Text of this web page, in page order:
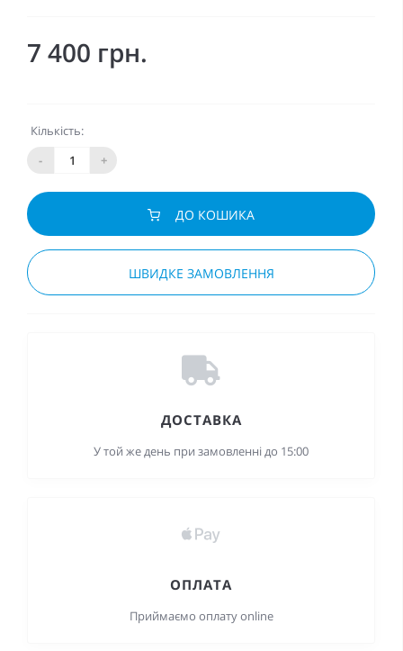
7 400 грн.
Кількість:
-
+
ДО КОШИКА
ШВИДКЕ ЗАМОВЛЕННЯ
ДОСТАВКА
У той же день при замовленні до 15:00
ОПЛАТА
Приймаємо оплату online